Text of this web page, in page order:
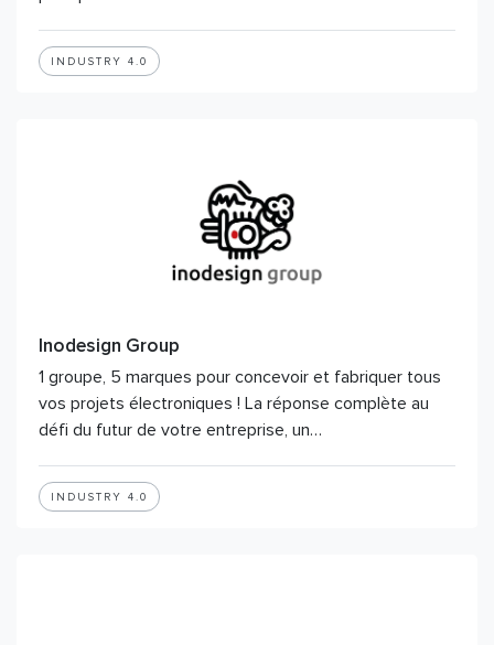
INDUSTRY 4.0
Inodesign Group
1 groupe, 5 marques pour concevoir et fabriquer tous
vos projets électroniques ! La réponse complète au
défi du futur de votre entreprise, un…
INDUSTRY 4.0